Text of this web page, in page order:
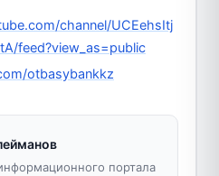
channel/UCEehsItj
feed?view_as=public
otbasybankkz
портала